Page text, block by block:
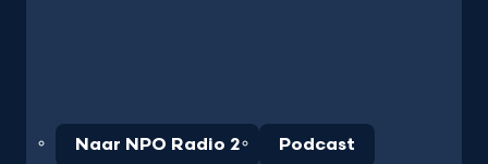
Naar NPO Radio 2 Podcast